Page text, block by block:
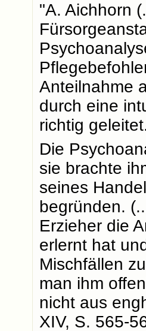
"A. Aichhorn
Anteilnahme
durch eine
richtig
Die
sie brachte
seines
begründen.
Erzieher die
erlernt hat
Mischfällen
man ihm
nicht aus
XIV, S. 565-